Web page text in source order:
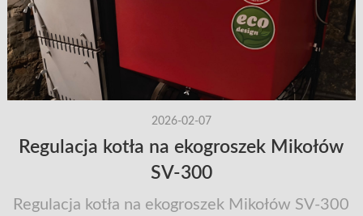
2026-02-07
Regulacja kotła na ekogroszek Mikołów
SV-300
Regulacja kotła na ekogroszek Mikołów SV-300